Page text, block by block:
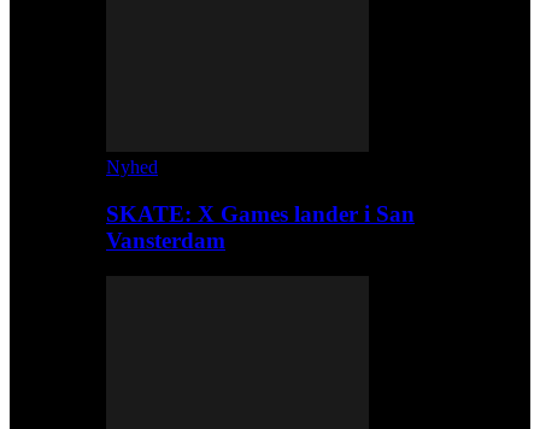
Nyhed
SKATE: X Games lander i San
Vansterdam